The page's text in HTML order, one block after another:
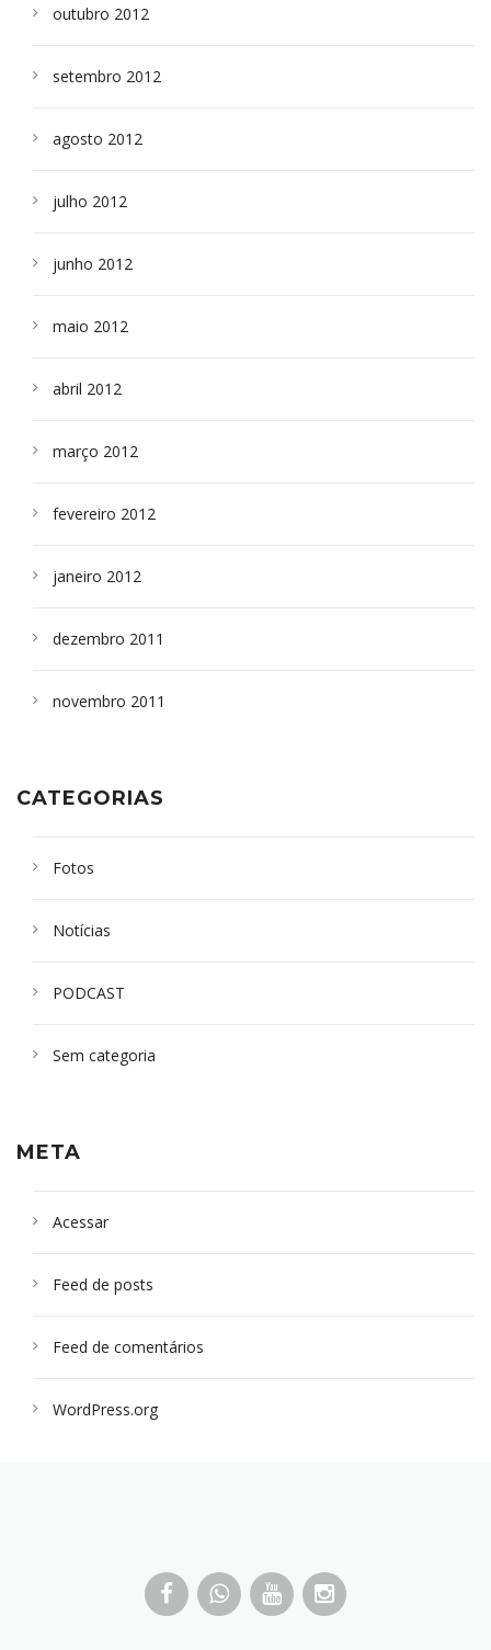
outubro 2012
setembro 2012
agosto 2012
julho 2012
junho 2012
maio 2012
abril 2012
março 2012
fevereiro 2012
janeiro 2012
dezembro 2011
novembro 2011
CATEGORIAS
Fotos
Notícias
PODCAST
Sem categoria
META
Acessar
Feed de posts
Feed de comentários
WordPress.org